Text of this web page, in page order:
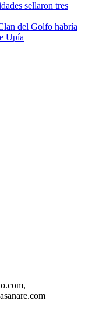
sellaron tres
del Golfo habría
Upía